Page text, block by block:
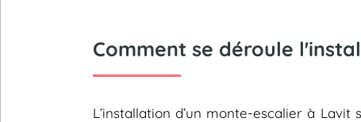
Comment se déroule
L’installation d’un monte-escalier à